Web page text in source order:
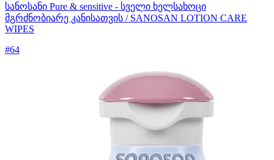
სანოსანი Pure & sensitive - სველი ხელსახოცი
მგრძნობიარე კანისათვის / SANOSAN LOTION CARE
WIPES
#64